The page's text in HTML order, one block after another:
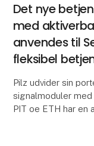
Det nye
med
anvendes til
fleksibel
Pilz udvider sin
signalmoduler
PIT oe ETH har en